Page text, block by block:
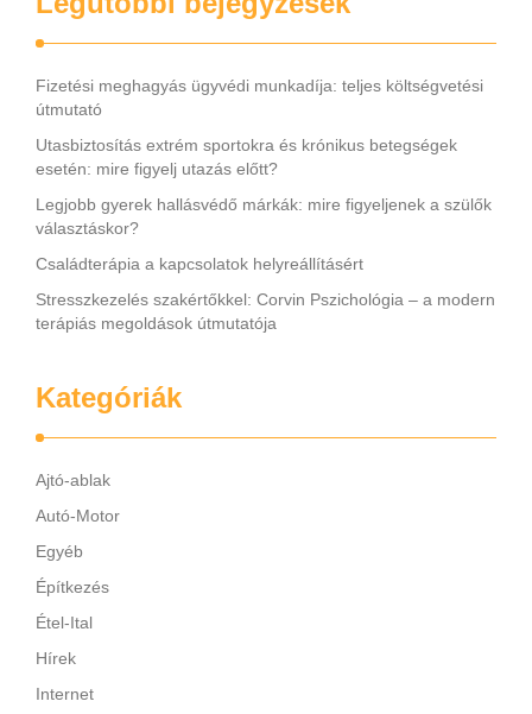
Fizetési meghagyás ügyvédi munkadíja: teljes költségvetési
útmutató
Utasbiztosítás extrém sportokra és krónikus betegségek
esetén: mire figyelj utazás előtt?
Legjobb gyerek hallásvédő márkák: mire figyeljenek a szülők
választáskor?
Családterápia a kapcsolatok helyreállításért
Stresszkezelés szakértőkkel: Corvin Pszichológia – a modern
terápiás megoldások útmutatója
Kategóriák
Ajtó-ablak
Autó-Motor
Egyéb
Építkezés
Étel-Ital
Hírek
Internet